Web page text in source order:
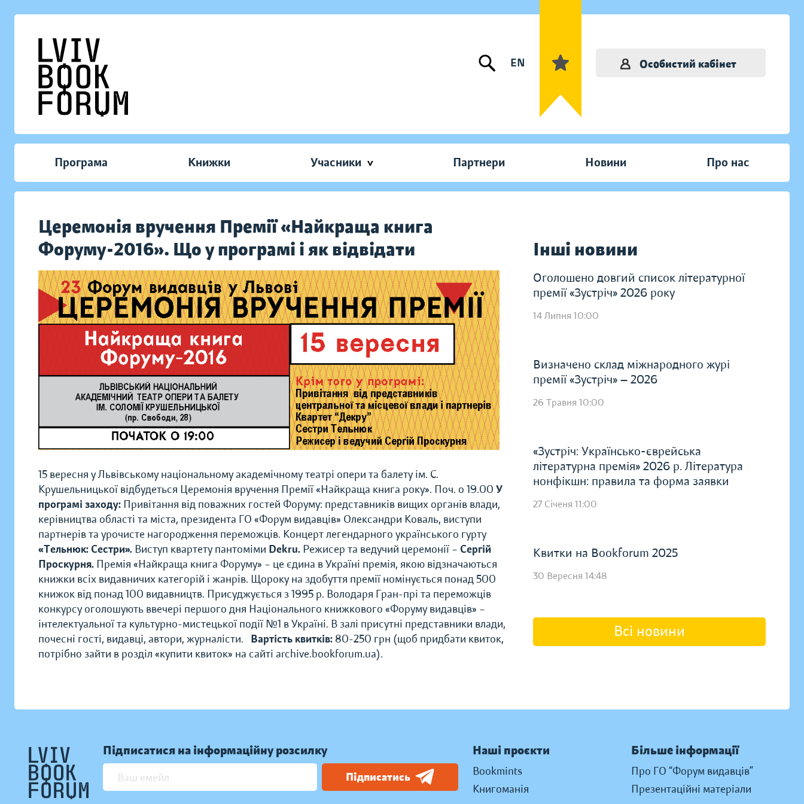
EN Особистий кабінет
Програма Книжки Учасники Партнери Новини Про нас
Церемонія вручення Премії «Найкраща книга
Форуму-2016». Що у програмі і як відвідати
Інші новини
15 вересня у Львівському національному академічному театрі опери та балету ім. С.
Крушельницької відбудеться Церемонія вручення Премії «Найкраща книга року». Поч. о 19.00 У
програмі заходу: Привітання від поважних гостей Форуму: представників вищих органів влади,
керівництва області та міста, президента ГО «Форум видавців» Олександри Коваль, виступи
партнерів та урочисте нагородження переможців. Концерт легендарного українського гурту
«Тельнюк: Сестри». Виступ квартету пантоміми Dekru. Режисер та ведучий церемонії – Сергій
Проскурня. Премія «Найкраща книга Форуму» – це єдина в Україні премія, якою відзначаються
книжки всіх видавничих категорій і жанрів. Щороку на здобуття премії номінується понад 500
книжок від понад 100 видавництв. Присуджується з 1995 р. Володаря Гран-прі та переможців
конкурсу оголошують ввечері першого дня Національного книжкового «Форуму видавців» –
інтелектуальної та культурно-мистецької події №1 в Україні. В залі присутні представники влади,
почесні гості, видавці, автори, журналісти. Вартість квитків: 80-250 грн (щоб придбати квиток,
потрібно зайти в розділ «купити квиток» на сайті archive.bookforum.ua).
Оголошено довгий список літературної
премії «Зустріч» 2026 року
14 Липня 10:00
Визначено склад міжнародного журі
премії «Зустріч» — 2026
26 Травня 10:00
«Зустріч: Українсько-єврейська
літературна премія» 2026 р. Література
нонфікшн: правила та форма заявки
27 Січеня 11:00
Квитки на Bookforum 2025
30 Вересня 14:48
Всі новини
Підписатися на інформаційну розсилку
Підписатись
Наші проєкти
Bookmints
Книгоманія
Більше інформації
Про ГО “Форум видавців”
Презентаційні матеріали